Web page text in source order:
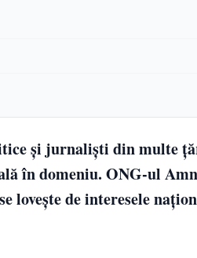
şi jurnalişti din multe
în domeniu. ONG-ul
loveşte de interesele